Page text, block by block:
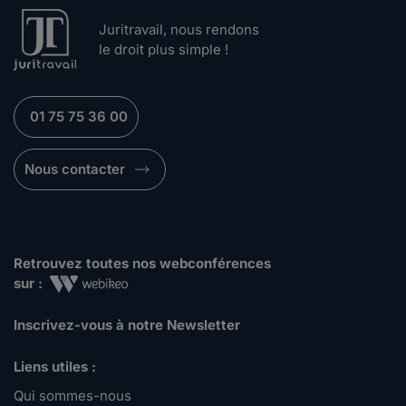
Juritravail, nous rendons
le droit plus simple !
01 75 75 36 00
Nous contacter
Retrouvez toutes nos webconférences
sur :
Inscrivez-vous à notre Newsletter
Liens utiles :
Qui sommes-nous